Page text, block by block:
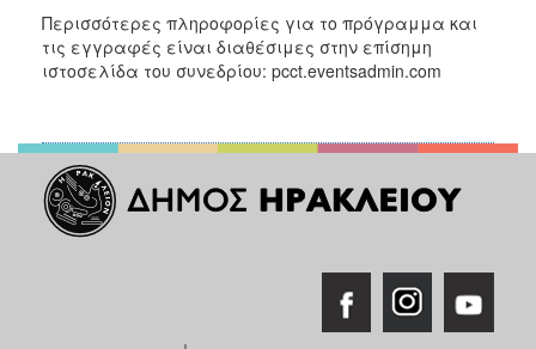
Περισσότερες πληροφορίες για το πρόγραμμα και
τις εγγραφές είναι διαθέσιμες στην επίσημη
ιστοσελίδα του συνεδρίου: pcct.eventsadmin.com